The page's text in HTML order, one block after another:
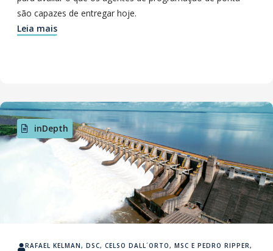
são capazes de entregar hoje.
Leia mais
inDepth
RAFAEL KELMAN, DSC,CELSO DALL´ORTO, MSC EPEDRO RIPPER,